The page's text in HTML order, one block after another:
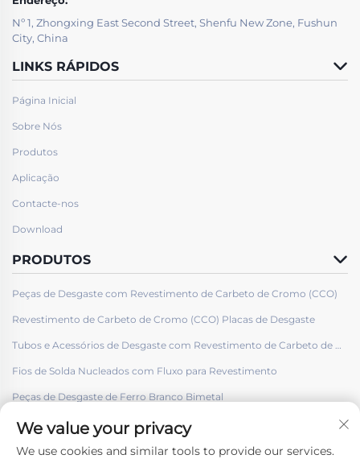
Nº 1, Zhongxing East Second Street, Shenfu New Zone, Fushun
City, China
LINKS RÁPIDOS
Página Inicial
Sobre Nós
Produtos
Aplicação
Contacte-nos
Download
PRODUTOS
Peças de Desgaste com Revestimento de Carbeto de Cromo (CCO)
Revestimento de Carbeto de Cromo (CCO) Placas de Desgaste
Tubos e Acessórios de Desgaste com Revestimento de Carbeto de Cromo (CCO)
Fios de Solda Nucleados com Fluxo para Revestimento
Peças de Desgaste de Ferro Branco Bimetal
We value your privacy
We use cookies and similar tools to provide our services.